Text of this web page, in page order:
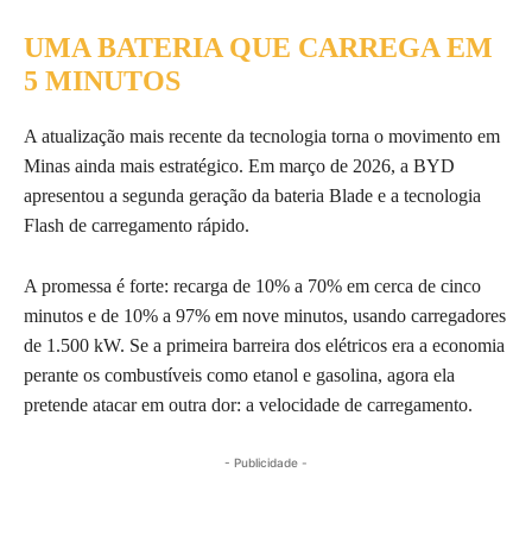
UMA BATERIA QUE CARREGA EM
5 MINUTOS
A atualização mais recente da tecnologia torna o movimento em
Minas ainda mais estratégico. Em março de 2026, a BYD
apresentou a segunda geração da bateria Blade e a tecnologia
Flash de carregamento rápido.
A promessa é forte: recarga de 10% a 70% em cerca de cinco
minutos e de 10% a 97% em nove minutos, usando carregadores
de 1.500 kW. Se a primeira barreira dos elétricos era a economia
perante os combustíveis como etanol e gasolina, agora ela
pretende atacar em outra dor: a velocidade de carregamento.
- Publicidade -